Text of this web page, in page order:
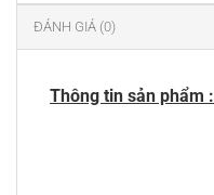
ĐÁNH GIÁ (0)
Thông tin sản phẩm :